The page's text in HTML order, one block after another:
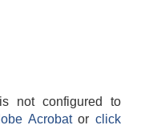
not configured to
Acrobatorclick